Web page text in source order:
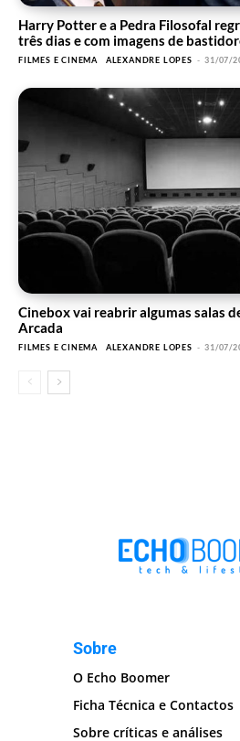
Harry Potter e a Pedra Filosofal
três dias e com imagens de
FILMES E CINEMA ALEXANDRE LOPES - 31/07/
Cinebox vai reabrir algumas salas
Arcada
FILMES E CINEMA ALEXANDRE LOPES - 31/07/
Sobre
O Echo Boomer
Ficha Técnica e Contactos
Sobre críticas e análises